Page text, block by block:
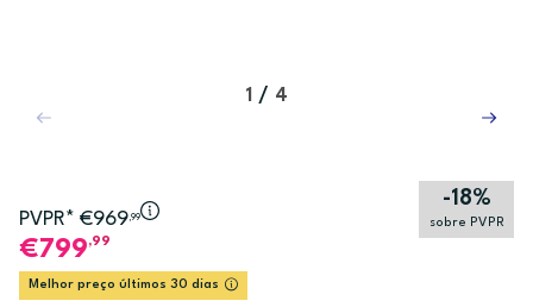
1 / 4
PVPR* €969,99
-18%
sobre PVPR
799,99
Melhor preço últimos 30 dias